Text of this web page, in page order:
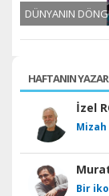
DÜNYANIN
HAFTANIN
İzel
Mizah
Bir